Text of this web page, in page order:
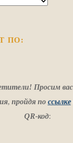
ПО:
Просим
, пройдя по ссылке
QR-код: